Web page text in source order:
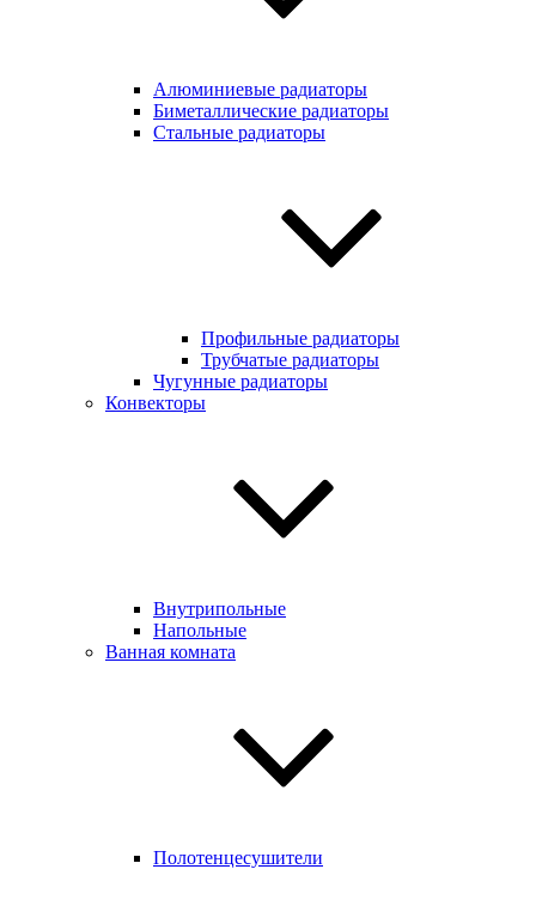
Алюминиевые радиаторы
Биметаллические радиаторы
Стальные радиаторы
Профильные радиаторы
Трубчатые радиаторы
Чугунные радиаторы
Конвекторы
Внутрипольные
Напольные
Ванная комната
Полотенцесушители